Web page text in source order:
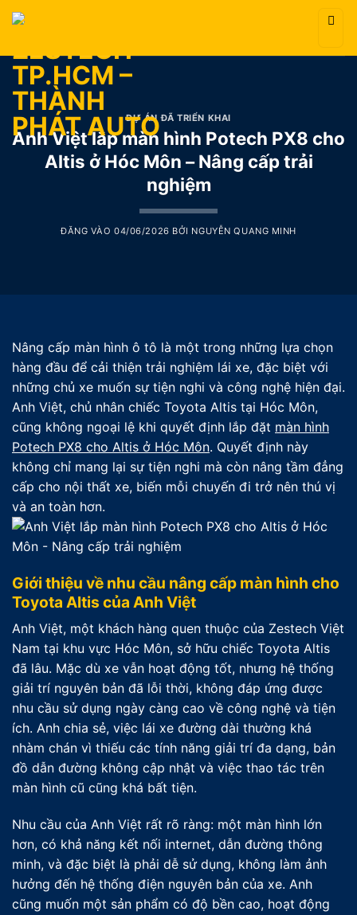
Bỏ
qua
dung
DỰ ÁN ĐÃ TRIỂN KHAI
Anh Việt lắp màn hình Potech PX8 cho
Altis ở Hóc Môn – Nâng cấp trải
nghiệm
ĐĂNG VÀO04/06/2026 BỞI NGUYỄN QUANG MINH
Nâng cấp màn hình ô tô là một trong những lựa chọn
hàng đầu để cải thiện trải nghiệm lái xe, đặc biệt với
những chủ xe muốn sự tiện nghi và công nghệ hiện đại.
Anh Việt, chủ nhân chiếc Toyota Altis tại Hóc Môn,
cũng không ngoại lệ khi quyết định lắp đặt màn hình
Potech PX8 cho Altis ở Hóc Môn. Quyết định này
không chỉ mang lại sự tiện nghi mà còn nâng tầm đẳng
cấp cho nội thất xe, biến mỗi chuyến đi trở nên thú vị
và an toàn hơn.
Giới thiệu về nhu cầu nâng cấp màn hình cho
Toyota Altis của Anh Việt
Anh Việt, một khách hàng quen thuộc của Zestech Việt
Nam tại khu vực Hóc Môn, sở hữu chiếc Toyota Altis
đã lâu. Mặc dù xe vẫn hoạt động tốt, nhưng hệ thống
giải trí nguyên bản đã lỗi thời, không đáp ứng được
nhu cầu sử dụng ngày càng cao về công nghệ và tiện
ích. Anh chia sẻ, việc lái xe đường dài thường khá
nhàm chán vì thiếu các tính năng giải trí đa dạng, bản
đồ dẫn đường không cập nhật và việc thao tác trên
màn hình cũ cũng khá bất tiện.
Nhu cầu của Anh Việt rất rõ ràng: một màn hình lớn
hơn, có khả năng kết nối internet, dẫn đường thông
minh, và đặc biệt là phải dễ sử dụng, không làm ảnh
hưởng đến hệ thống điện nguyên bản của xe. Anh
cũng muốn một sản phẩm có độ bền cao, hoạt động